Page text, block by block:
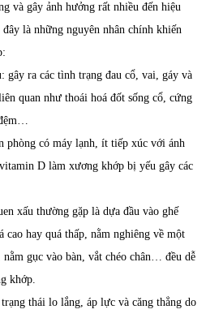
và gây ảnh hưởng rất nhiều đến hiệu
là những nguyên nhân chính khiến
gây ra các tình trạng đau cổ, vai, gáy và
quan như thoái hoá đốt sống cổ, cứng
phòng có máy lạnh, ít tiếp xúc với ánh
D làm xương khớp bị yếu gây các
xấu thường gặp là dựa đầu vào ghế
cao hay quá thấp, nằm nghiêng về một
gục vào bàn, vắt chéo chân… đều dễ
khớp.
thái lo lắng, áp lực và căng thẳng do